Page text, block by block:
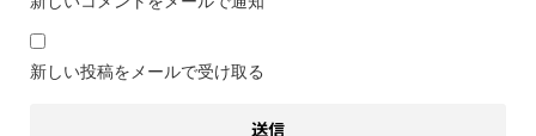
新しい投稿をメールで受け取る